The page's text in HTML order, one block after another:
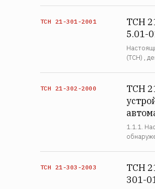
ТСН 21-301-2001
ТСН
5.01-
(ТСН) ,
ТСН 21-302-2000
ТСН
1.1.1.
ТСН 21-303-2003
ТСН
301-